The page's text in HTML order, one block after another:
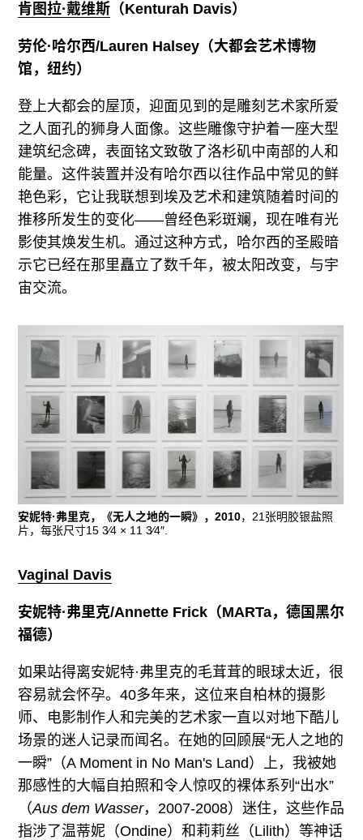
肯图拉·戴维斯 （Kenturah Davis）
劳伦·哈尔西/Lauren Halsey （大都会艺术博物
馆，纽约）
登上大都会的屋顶，迎面见到的是雕刻艺术家所爱
之人面孔的狮身人面像。这些雕像守护着一座大型
建筑纪念碑，表面铭文致敬了洛杉矶中南部的人和
能量。这件装置并没有哈尔西以往作品中常见的鲜
艳色彩，它让我联想到埃及艺术和建筑随着时间的
推移所发生的变化——曾经色彩斑斓，现在唯有光
影使其焕发生机。通过这种方式，哈尔西的圣殿暗
示它已经在那里矗立了数千年，被太阳改变，与宇
宙交流。
安妮特·弗里克，《无人之地的一瞬》，2010，21张明胶银盐照
片，每张尺寸15 3⁄4 × 11 3⁄4″.
Vaginal Davis
安妮特·弗里克/Annette Frick （MARTa，德国黑尔
福德）
如果站得离安妮特·弗里克的毛茸茸的眼球太近，很
容易就会怀孕。40多年来，这位来自柏林的摄影
师、电影制作人和完美的艺术家一直以对地下酷儿
场景的迷人记录而闻名。在她的回顾展“无人之地的
一瞬”（A Moment in No Man's Land）上，我被她
那感性的大幅自拍照和令人惊叹的裸体系列“出水”
（Aus dem Wasser，2007-2008）迷住，这些作品
指涉了温蒂妮（Ondine）和莉莉丝（Lilith）等神话